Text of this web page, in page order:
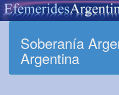
Soberanía
Argentina